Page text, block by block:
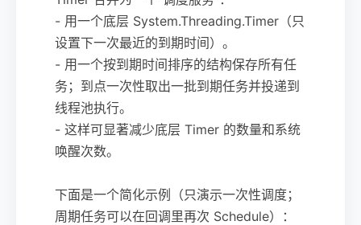
- 用一个底层 System.Threading.Timer（只
设置下一次最近的到期时间）。
- 用一个按到期时间排序的结构保存所有任
务；到点一次性取出一批到期任务并投递到
线程池执行。
- 这样可显著减少底层 Timer 的数量和系统
唤醒次数。
下面是一个简化示例（只演示一次性调度；
周期任务可以在回调里再次 Schedule）：